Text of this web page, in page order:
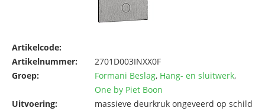
Artikelcode:
Artikelnummer:
2701D003INXX0F
Groep:
Formani Beslag, Hang- en sluitwerk,
One by Piet Boon
Uitvoering:
massieve deurkruk ongeveerd op schild